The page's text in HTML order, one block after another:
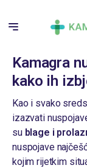
content
Kamagra
kako ih
Kao i svako
izazvati
su blage i
nuspojave
kojim rijetkim